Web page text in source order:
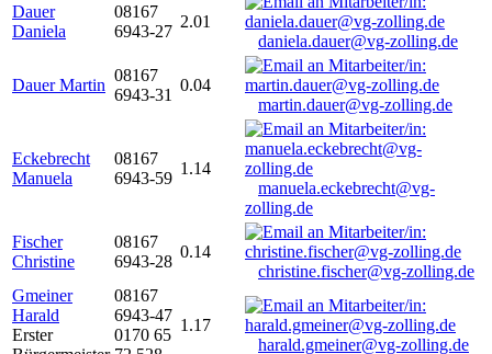
Dauer
Daniela
08167
6943-27
2.01
daniela.dauer@vg-zolling.de
Dauer Martin
08167
6943-31
0.04
martin.dauer@vg-zolling.de
Eckebrecht
Manuela
08167
6943-59
1.14
manuela.eckebrecht@vg-
zolling.de
Fischer
Christine
08167
6943-28
0.14
christine.fischer@vg-zolling.de
Gmeiner
Harald
Erster
08167
6943-47
0170 65
1.17
harald.gmeiner@vg-zolling.de